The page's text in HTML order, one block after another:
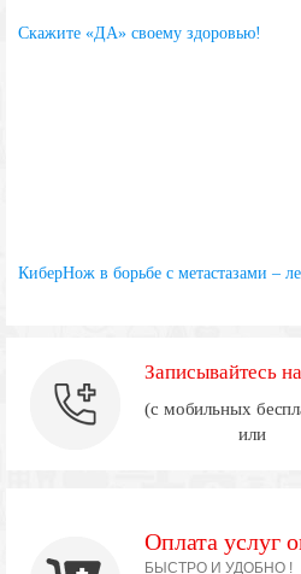
Скажите «ДА» своему здоровью!
КиберНож в борьбе с метастазами –
Записывайтесь
(с мобильных
или
Оплата услуг
БЫСТРО И УДОБНО !